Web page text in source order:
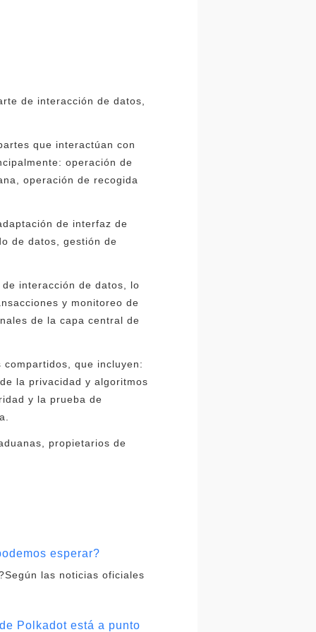
de interacción de datos,
que interactúan con
operación de
operación de recogida
de interfaz de
de datos, gestión de
interacción de datos, lo
y monitoreo de
de la capa central de
que incluyen:
la privacidad y algoritmos
y la prueba de
propietarios de
esperar?
las noticias oficiales
Polkadot está a punto